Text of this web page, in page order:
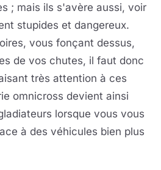
; mais ils s'avère aussi, voir
stupides et dangereux.
vous fonçant dessus,
de vos chutes, il faut donc
très attention à ces
omnicross devient ainsi
lorsque vous vous
à des véhicules bien plus